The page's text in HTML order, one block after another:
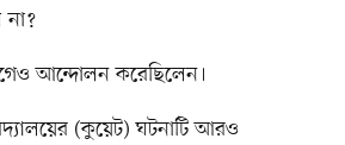
আন্দোলন করেছিলেন।
(কুয়েট) ঘটনাটি আরও